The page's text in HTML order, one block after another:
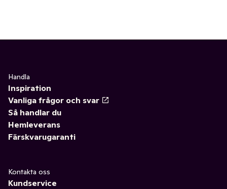
Handla
Inspiration
Vanliga frågor och svar
Så handlar du
Hemleverans
Färskvarugaranti
Kontakta oss
Kundservice